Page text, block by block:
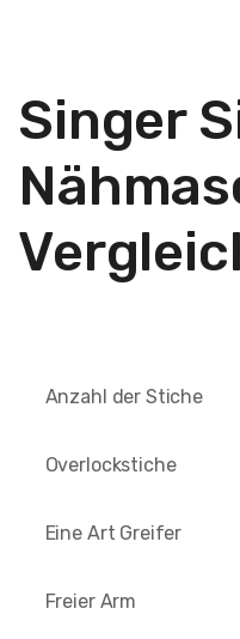
Singer
Anzahl der Stiche
Overlockstiche
Eine Art Greifer
Freier Arm